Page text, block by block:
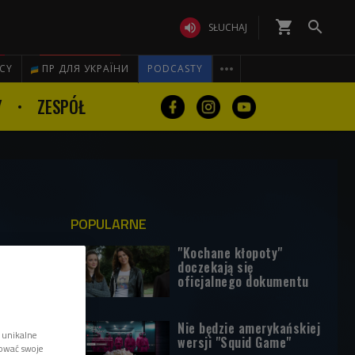
 SŁUCHAJ shopping_cart 
ПР ДЛЯ УКРАЇНИ PODCASTY 
ZESPÓŁ
POPULARNE
"Kochane kłopoty"
doczekają się
oficjalnego dokumentu
Nie będzie amerykańskiej
wersji "Squid Game"
swoje